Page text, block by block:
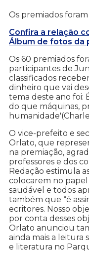
Os premiados
Confira a relação
Álbum de fotos da
Os 60 premiados
participantes de
classificados
dinheiro que vai
tema deste ano foi:
do que máquinas,
O vice-prefeito e
Orlato, que
na premiação,
professores e dos
Redação estimula
colocarem no papel
saudável e todos
também que “é
ecritores. Nosso
por conta desses
Orlato anunciou
ainda mais a leitura
e literatura no